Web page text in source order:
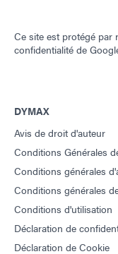
Ce site est protégé par
confidentialité de
DYMAX
Avis de droit d'auteur
Conditions Générales
Conditions générales
Conditions générales
Conditions d'utilisation
Déclaration de
Déclaration de Cookie